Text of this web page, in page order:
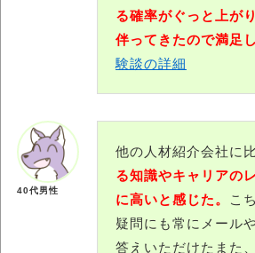
る確率がぐっと上が
伴ってきたので満足
験談の詳細
他の人材紹介会社に比
る知識やキャリアの
に高いと感じた。
こ
疑問にも常にメール
答えいただけたまた
40代男性